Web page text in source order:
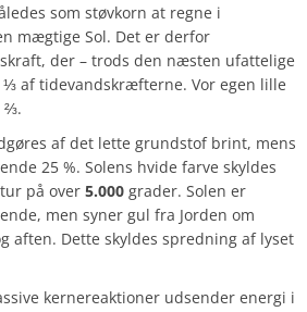
som støvkorn at regne i
mægtige Sol. Det er derfor
der – trods den næsten ufattelige
af tidevandskræfterne. Vor egen lille
⅔.
af det lette grundstof brint, mens
25 %. Solens hvide farve skyldes
på over 5.000 grader. Solen er
men syner gul fra Jorden om
aften. Dette skyldes spredning af lyset
kernereaktioner udsender energi i